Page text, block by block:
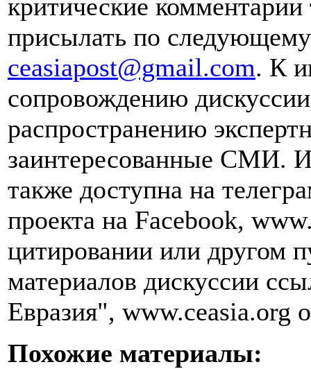
критические
присылать по
ceasiapost@gmail.com. К
сопровождению
распространению
заинтересованные СМИ.
также доступна на
проекта на Facebook,
цитировании или другом
материалов дискуссии
Евразия", www.ceasia.org
Похожие материалы: